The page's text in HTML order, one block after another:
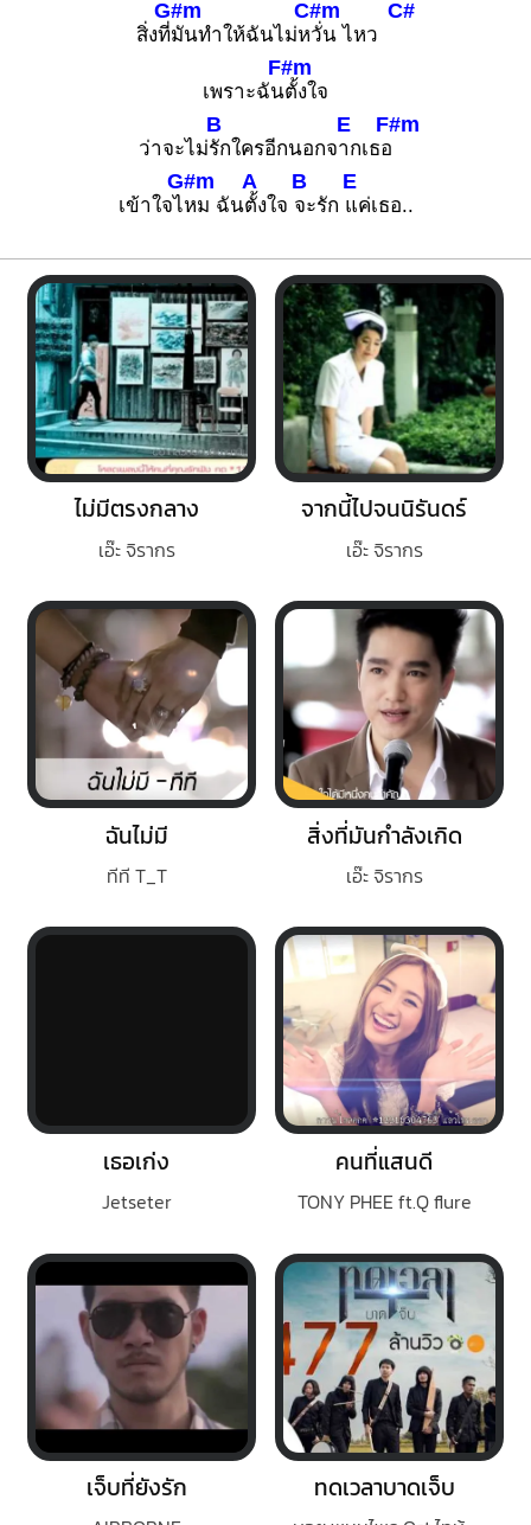
สิ่งที่
G#m
มันทำให้ฉันไม่ห
C#m
วั่น ไหว
C#
เพราะฉัน
F#m
ตั้งใจ
ว่าจะไม่
B
รักใครอีกนอกจ
E
ากเธอ
F#m
เข้าใจไ
G#m
หม ฉัน
A
ตั้งใจ
B
จะรัก
E
แค่เธอ..
ไม่มีตรงกลาง
เอ๊ะ จิรากร
จากนี้ไปจนนิรันดร์
เอ๊ะ จิรากร
ฉันไม่มี
ทีที T_T
สิ่งที่มันกำลังเกิด
เอ๊ะ จิรากร
เธอเก่ง
Jetseter
คนที่แสนดี
TONY PHEE ft.Q flure
เจ็บที่ยังรัก ทดเวลาบาดเจ็บ